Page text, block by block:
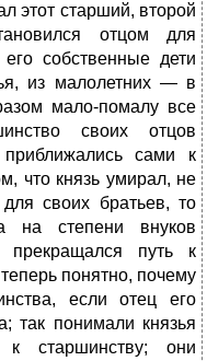
этот старший, второй
отцом для
собственные дети
из малолетних — в
мало-помалу все
своих отцов
сами к
что князь умирал, не
своих братьев, то
на степени внуков
прекращался путь к
понятно, почему
если отец его
так понимали князья
к старшинству; они